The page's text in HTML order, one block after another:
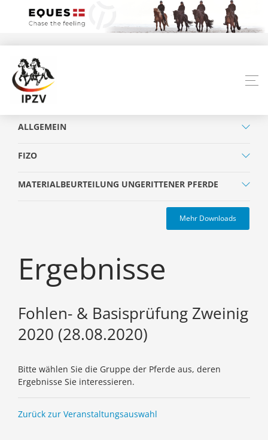
ALLGEMEIN
FIZO
MATERIALBEURTEILUNG UNGERITTENER PFERDE
Mehr Downloads
Ergebnisse
Fohlen- & Basisprüfung Zweinig
2020 (28.08.2020)
Bitte wählen Sie die Gruppe der Pferde aus, deren
Ergebnisse Sie interessieren.
Zurück zur Veranstaltungsauswahl